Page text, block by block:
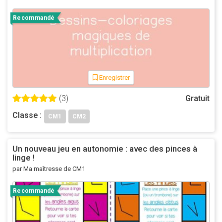
Les autres mémos
Recommandé
Enregistrer
(3)
Gratuit
Classe :
CM1 CM2
Un nouveau jeu en autonomie : avec des pinces à
linge !
par Ma maîtresse de CM1
Recommandé